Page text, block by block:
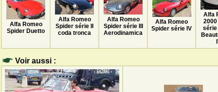
Alfa Romeo
Spider Duetto
Alfa Romeo
Spider série II
coda tronca
Alfa Romeo
Spider série III
Aerodinamica
Alfa Romeo
Spider série IV
Alfa
série
Voir aussi :